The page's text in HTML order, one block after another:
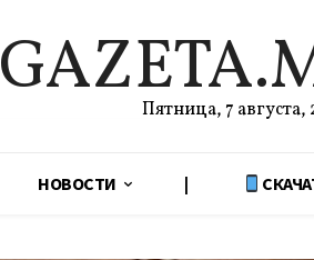
Пятница, 7 августа,
НОВОСТИ |